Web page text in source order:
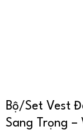
Bộ/Set Vest
Sang Trọng –